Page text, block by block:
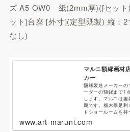
ズ A5 OW0 紙(2mm厚)([セット
ット]台座 [外寸](定型既製) 縦：
なし)
マルニ額縁画材
カー
額縁製造メーカー
ーダーの額縁まで1
します。マルニは
期です。栃木県足
トショールームを
www.art-maruni.com